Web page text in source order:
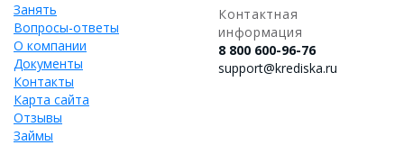
Занять
Вопросы-ответы
О компании
Документы
Контакты
Карта сайта
Отзывы
Займы
Контактная
информация
8 800 600-96-76
support@krediska.ru